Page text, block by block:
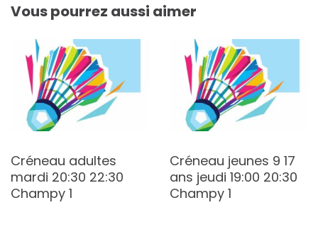
Vous pourrez aussi aimer
Créneau adultes
mardi 20:30 22:30
Champy 1
Créneau jeunes 9 17
ans jeudi 19:00 20:30
Champy 1